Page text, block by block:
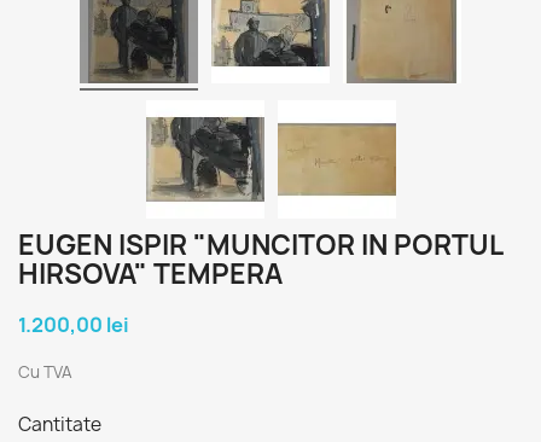
EUGEN ISPIR "MUNCITOR IN PORTUL
HIRSOVA" TEMPERA
1.200,00 lei
Cu TVA
Cantitate